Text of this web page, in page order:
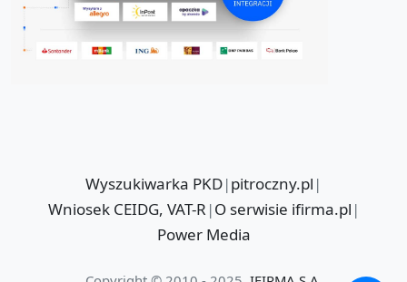
Wyszukiwarka PKD|pitroczny.pl |
Wniosek CEIDG, VAT-R |O serwisie ifirma.pl |
Power Media